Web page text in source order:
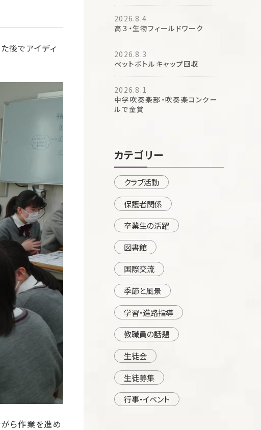
後でアイディ
ら作業を進め
2026.8.4
高３・生物フィールドワーク
2026.8.3
ペットボトルキャップ回収
2026.8.1
中学吹奏楽部・吹奏楽コンクー
ルで金賞
カテゴリー
クラブ活動
保護者関係
卒業生の活躍
図書館
国際交流
季節と風景
学習・進路指導
教職員の話題
生徒会
生徒募集
行事・イベント